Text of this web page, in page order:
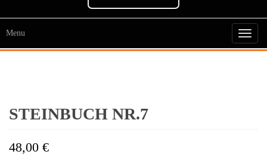
Toggle
Menu
STEINBUCH NR.7
48,00 €